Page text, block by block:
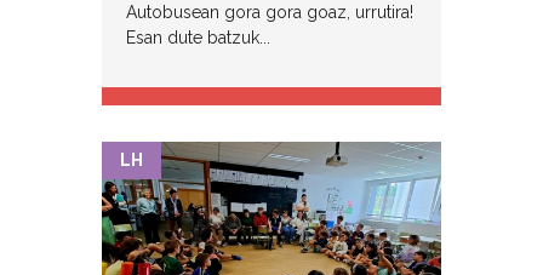
Autobusean gora gora goaz, urrutira!
Esan dute batzuk...
LH